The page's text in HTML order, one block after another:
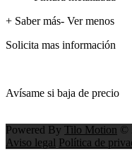
+ Saber más- Ver menos
Solicita mas información
Avísame si baja de precio
Powered By Tilo Motion ©
Aviso legal Política de